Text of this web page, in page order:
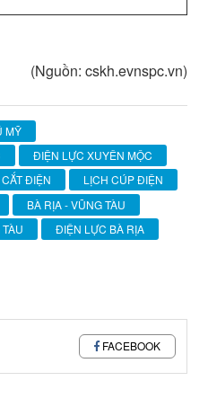
(Nguồn: cskh.evnspc.vn)
MỸ
ĐIỆN LỰC XUYÊN MỘC
ĐIỆN
LỊCH CÚP ĐIỆN
BÀ RỊA - VŨNG TÀU
ĐIỆN LỰC BÀ RỊA
FACEBOOK